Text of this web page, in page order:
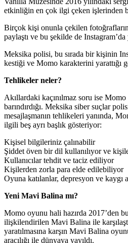
etkinliğin en çok ilgi çeken işlerinden
Birçok kişi onunla çekilen
paylaştı ve bu şekilde de Instagram’da
Meksika polisi, bu sırada bir kişinin
kestiği ve Momo karakterini yarattığı
Tehlikeler neler?
Akıllardaki kaçınılmaz soru ise
barındırdığı. Meksika siber suçlar
mesajlaşmanın tehlikeleri yanında,
ilgili beş ayrı başlık gösteriyor:
Kişisel bilgileriniz çalınabilir
Şiddet öven bir dil kullanılıyor ve
Kullanıcılar tehdit ve taciz ediliyor
Kişilerden zorla para elde edilebiliyor
Oyuna katılanlar, depresyon ve kaygı
Yeni Mavi Balina mı?
Momo oyunu hali hazırda 2017’den
ilişkilendirilen Mavi Balina ile
yaratılmasına karşın Mavi Balina
aracılığı ile dünyaya yayıldı.